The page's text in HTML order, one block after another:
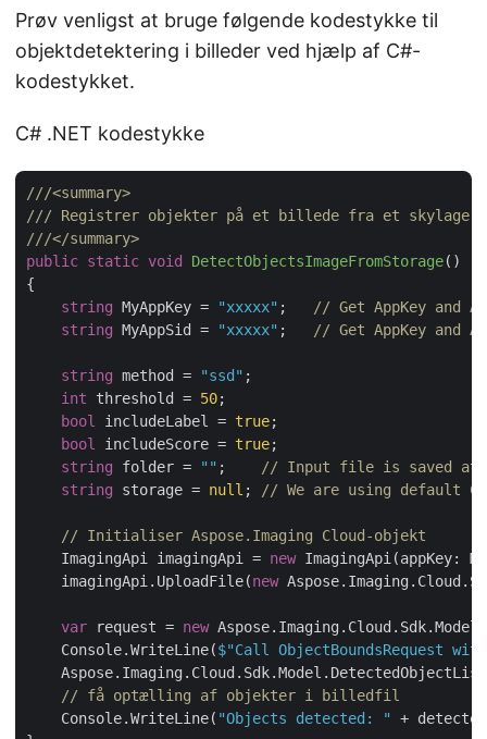
Prøv venligst at bruge følgende kodestykke til
objektdetektering i billeder ved hjælp af C#-
kodestykket.
C# .NET kodestykke
///<summary>
/// Registrer objekter på et billede fra et skylager.
///</summary>
public static void DetectObjectsImageFromStorage( )
{
string MyAppKey = "xxxxx" ;
// Get AppKey and
string MyAppSid = "xxxxx" ; // Get AppKey and
string method = "ssd" ;
int threshold = 50;
bool
includeLabel = true;
bool
includeScore = true;
string folder = "" ;
// Input file is saved at
string storage = null ; // We are using default
// Initialiser Aspose.Imaging Cloud-objekt
    ImagingApi imagingApi =
new ImagingApi(appKey:
    imagingApi.UploadFile(
new
var request = new
    Console.WriteLine(
$"Call ObjectBoundsRequest
// få optælling af objekter i billedfil
    Console.WriteLine(
"Objects detected: "
+